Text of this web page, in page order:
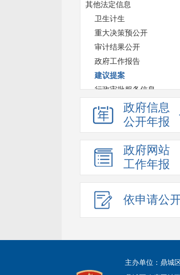
其他法定信息
卫生计生
重大决策预公开
审计结果公开
政府工作报告
建议提案
行政审批服务信息
税费优惠减免政策
法治政府建设情况年报
主动公开事项目录
鼎城区基层政务公开
政府信息
公开年报
政府网站
工作年报
依申请公
主办单位：鼎城